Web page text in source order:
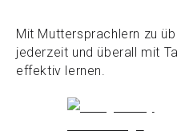
Mit Muttersprachlern zu
jederzeit und überall mit
effektiv lernen.